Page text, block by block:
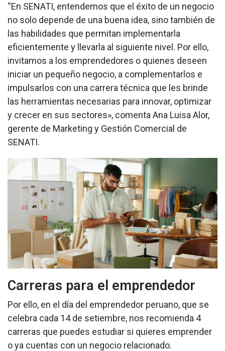
“En SENATI, entendemos que el éxito de un negocio
no solo depende de una buena idea, sino también de
las habilidades que permitan implementarla
eficientemente y llevarla al siguiente nivel. Por ello,
invitamos a los emprendedores o quienes deseen
iniciar un pequeño negocio, a complementarlos e
impulsarlos con una carrera técnica que les brinde
las herramientas necesarias para innovar, optimizar
y crecer en sus sectores», comenta Ana Luisa Alor,
gerente de Marketing y Gestión Comercial de
SENATI.
Carreras para el emprendedor
Por ello, en el día del emprendedor peruano, que se
celebra cada 14 de setiembre, nos recomienda 4
carreras que puedes estudiar si quieres emprender
o ya cuentas con un negocio relacionado.